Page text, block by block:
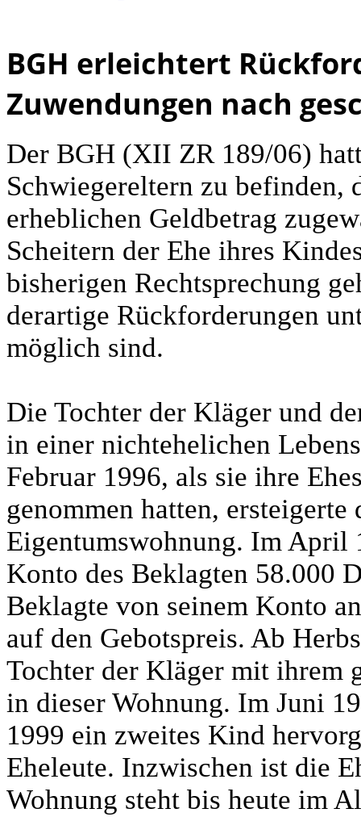
BGH erleichtert
Zuwendungen nach
Der BGH (XII ZR 189/06)
Schwiegereltern zu befinden,
erheblichen Geldbetrag
Scheitern der Ehe ihres
bisherigen Rechtsprechung
derartige Rückforderungen
möglich sind.
Die Tochter der Kläger und
in einer nichtehelichen
Februar 1996, als sie ihre
genommen hatten, ersteigerte
Eigentumswohnung. Im April
Konto des Beklagten 58.000
Beklagte von seinem Konto
auf den Gebotspreis. Ab
Tochter der Kläger mit ihrem
in dieser Wohnung. Im Juni
1999 ein zweites Kind
Eheleute. Inzwischen ist die
Wohnung steht bis heute im